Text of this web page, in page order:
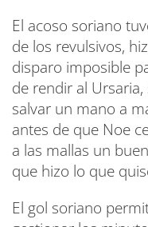
El acoso soriano
de los revulsivos,
disparo imposible
de rendir al
salvar un mano a
antes de que Noe
a las mallas un
que hizo lo que
El gol soriano